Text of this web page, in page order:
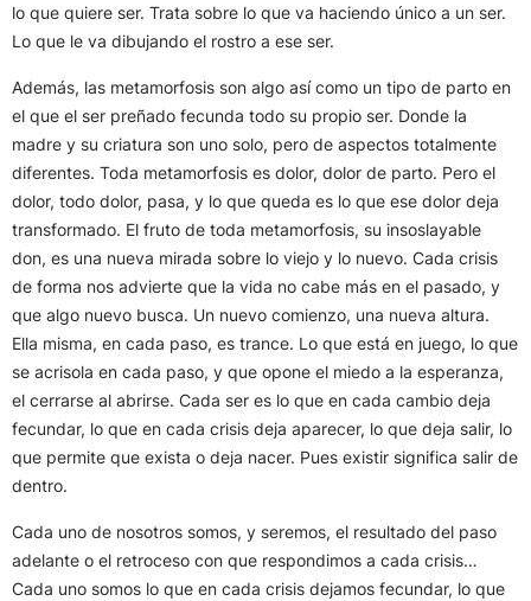
lo que quiere ser. Trata sobre lo que va haciendo único a un ser.
Lo que le va dibujando el rostro a ese ser.
Además, las metamorfosis son algo así como un tipo de parto en
el que el ser preñado fecunda todo su propio ser. Donde la
madre y su criatura son uno solo, pero de aspectos totalmente
diferentes. Toda metamorfosis es dolor, dolor de parto. Pero el
dolor, todo dolor, pasa, y lo que queda es lo que ese dolor deja
transformado. El fruto de toda metamorfosis, su insoslayable
don, es una nueva mirada sobre lo viejo y lo nuevo. Cada crisis
de forma nos advierte que la vida no cabe más en el pasado, y
que algo nuevo busca. Un nuevo comienzo, una nueva altura.
Ella misma, en cada paso, es trance. Lo que está en juego, lo que
se acrisola en cada paso, y que opone el miedo a la esperanza,
el cerrarse al abrirse. Cada ser es lo que en cada cambio deja
fecundar, lo que en cada crisis deja aparecer, lo que deja salir, lo
que permite que exista o deja nacer. Pues existir significa salir de
dentro.
Cada uno de nosotros somos, y seremos, el resultado del paso
adelante o el retroceso con que respondimos a cada crisis…
Cada uno somos lo que en cada crisis dejamos fecundar, lo que